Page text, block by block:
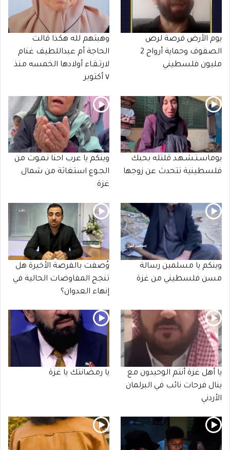
يوم الأرض فرصة لرص
الصفوف وحماية أرواح 2
مليون فلسطيني
وهبتهم لله هكذا قالت
الحاجة أم عبداللطيف غنام
لارتـقـاء أولادها الخمسه منذ
٧ أكتوبر
يوماسـتـشـهـد قلتله بحبك
فلسطينية تتحدث عن زوجها
وينكم يا عرب احنا نـمـوت من
الجـوع استغاثة من شمال
غزة
وينكم يا مسلمين رسالة
مسن فلسطيني من غزة
وُصفت بالفرصة الأخيرة هل
تنجح المفاوضات الحالية في
إنهاء العدوان؟
يا أهل غزة أنتم الوحيدون مع
ينال فرحات نائب في البرلمان
الأردني
يا رمضانتك يا غزة